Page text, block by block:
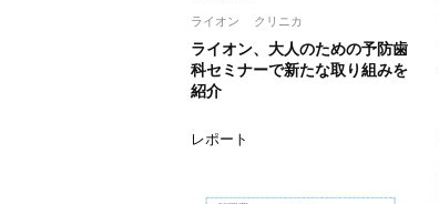
ライオン クリニカ
ライオン、大人のための予防歯
科セミナーで新たな取り組みを
紹介
レポート